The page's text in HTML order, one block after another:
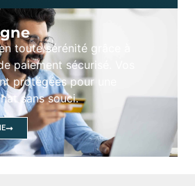
toute sérénité grâce à
paiement sécurisé. Vos
protégées pour une
sans souci.